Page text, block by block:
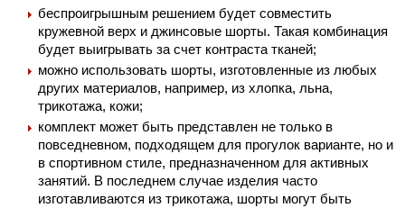
беспроигрышным решением будет совместить
кружевной верх и джинсовые шорты. Такая комбинация
будет выигрывать за счет контраста тканей;
можно использовать шорты, изготовленные из любых
других материалов, например, из хлопка, льна,
трикотажа, кожи;
комплект может быть представлен не только в
повседневном, подходящем для прогулок варианте, но и
в спортивном стиле, предназначенном для активных
занятий. В последнем случае изделия часто
изготавливаются из трикотажа, шорты могут быть